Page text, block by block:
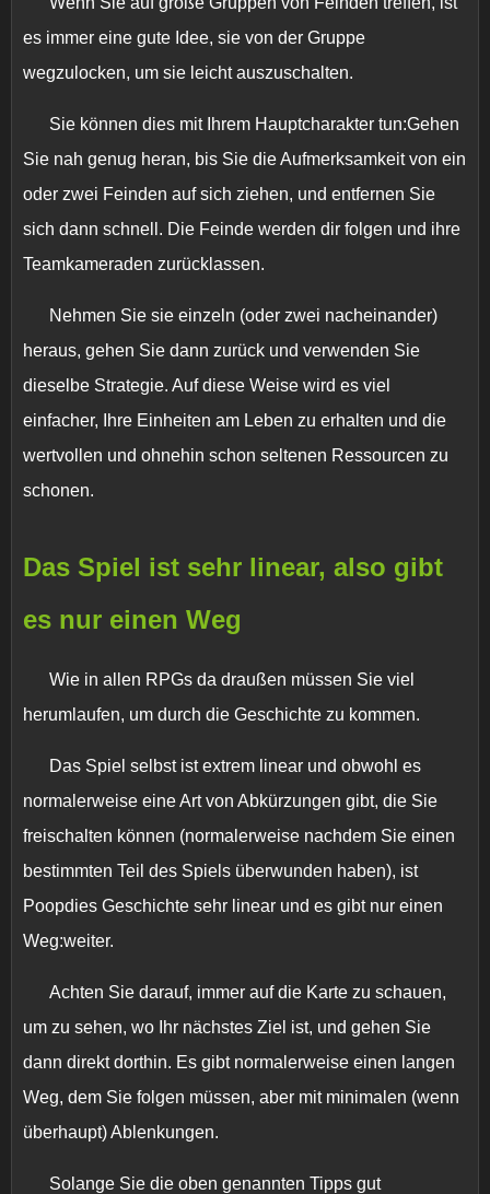
es immer eine gute Idee, sie von der Gruppe
wegzulocken, um sie leicht auszuschalten.
Sie können dies mit Ihrem Hauptcharakter tun:Gehen
Sie nah genug heran, bis Sie die Aufmerksamkeit von ein
oder zwei Feinden auf sich ziehen, und entfernen Sie
sich dann schnell. Die Feinde werden dir folgen und ihre
Teamkameraden zurücklassen.
Nehmen Sie sie einzeln (oder zwei nacheinander)
heraus, gehen Sie dann zurück und verwenden Sie
dieselbe Strategie. Auf diese Weise wird es viel
einfacher, Ihre Einheiten am Leben zu erhalten und die
wertvollen und ohnehin schon seltenen Ressourcen zu
schonen.
Das Spiel ist sehr linear, also gibt
es nur einen Weg
Wie in allen RPGs da draußen müssen Sie viel
herumlaufen, um durch die Geschichte zu kommen.
Das Spiel selbst ist extrem linear und obwohl es
normalerweise eine Art von Abkürzungen gibt, die Sie
freischalten können (normalerweise nachdem Sie einen
bestimmten Teil des Spiels überwunden haben), ist
Poopdies Geschichte sehr linear und es gibt nur einen
Weg:weiter.
Achten Sie darauf, immer auf die Karte zu schauen,
um zu sehen, wo Ihr nächstes Ziel ist, und gehen Sie
dann direkt dorthin. Es gibt normalerweise einen langen
Weg, dem Sie folgen müssen, aber mit minimalen (wenn
überhaupt) Ablenkungen.
Solange Sie die oben genannten Tipps gut